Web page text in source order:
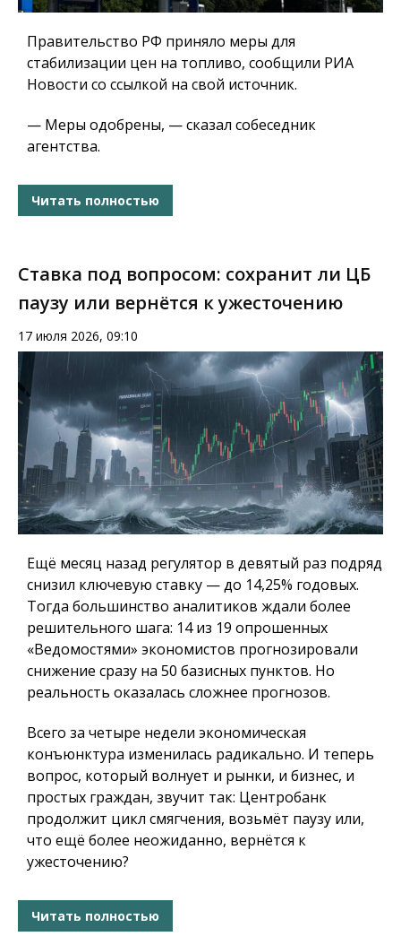
Правительство РФ приняло меры для
стабилизации цен на топливо, сообщили РИА
Новости со ссылкой на свой источник.
— Меры одобрены, — сказал собеседник
агентства.
Читать полностью
Ставка под вопросом: сохранит ли ЦБ
паузу или вернётся к ужесточению
17 июля 2026, 09:10
Ещё месяц назад регулятор в девятый раз подряд
снизил ключевую ставку — до 14,25% годовых.
Тогда большинство аналитиков ждали более
решительного шага: 14 из 19 опрошенных
«Ведомостями» экономистов прогнозировали
снижение сразу на 50 базисных пунктов. Но
реальность оказалась сложнее прогнозов.
Всего за четыре недели экономическая
конъюнктура изменилась радикально. И теперь
вопрос, который волнует и рынки, и бизнес, и
простых граждан, звучит так: Центробанк
продолжит цикл смягчения, возьмёт паузу или,
что ещё более неожиданно, вернётся к
ужесточению?
Читать полностью